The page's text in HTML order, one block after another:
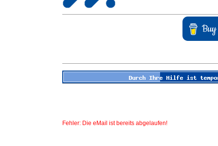
Fehler: Die eMail ist bereits abgelaufen!